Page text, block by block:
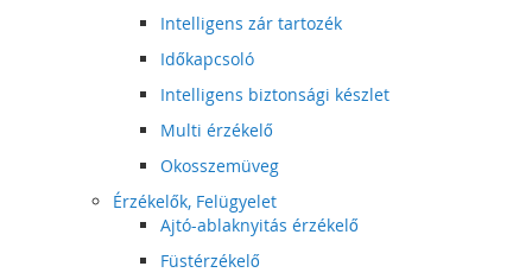
Intelligens zár tartozék
Időkapcsoló
Intelligens biztonsági készlet
Multi érzékelő
Okosszemüveg
Érzékelők, Felügyelet
Ajtó-ablaknyitás érzékelő
Füstérzékelő